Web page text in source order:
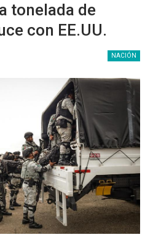
tonelada de
con EE.UU.
NACIÓN